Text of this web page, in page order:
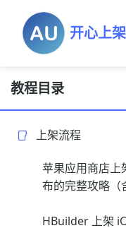
开心上架
教程目录
上架流程
苹果应用商店上
布的完整攻略（
HBuilder 上架